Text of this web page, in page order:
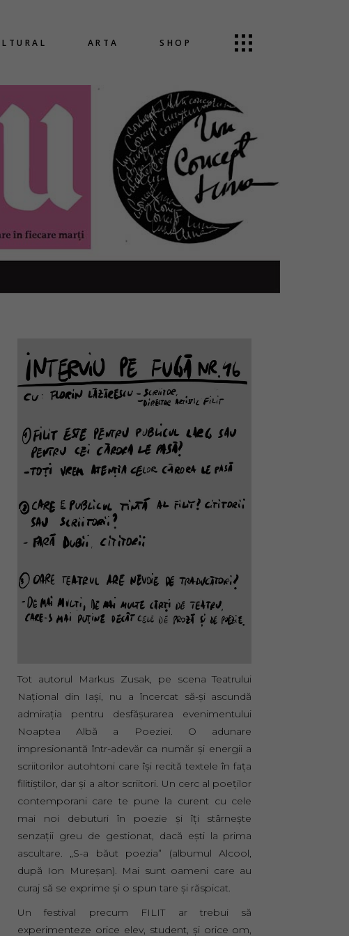
ARTA SHOP
Tot autorul Markus Zusak, pe scena Teatrului
Național din Iași, nu a încercat să-și ascundă
admirația pentru desfășurarea evenimentului
Noaptea Albă a Poeziei. O adunare
impresionantă într-adevăr ca număr și energii a
scriitorilor autohtoni care își recită textele în fața
filitiștilor, dar și a altor scriitori. Un cerc al poeților
contemporani care te pune la curent cu cele
mai noi debuturi în poezie și îți stârnește
senzații greu de gestionat, dacă ești la prima
ascultare. „S-a băut poezia” (albumul Alcool,
după Ion Mureșan). Mai sunt oameni care au
curaj să se exprime și o spun tare și răspicat.
Un festival precum FILIT ar trebui să
experimenteze orice elev, student, și orice om,